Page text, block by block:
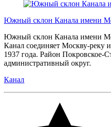
Южный склон Канала имени
Южный склон Канала имени
Канал соединяет Москву-реку
1937 года. Район Покровское-
административный округ.
Канал